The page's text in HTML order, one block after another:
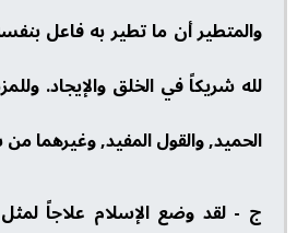
والمتطير أن ما تطير به فاعل
لله شريكاً في الخلق والإيجاد.
الحميد, والقول المفيد, وغيرهما
ج - لقد وضع الإسلام علاجاً